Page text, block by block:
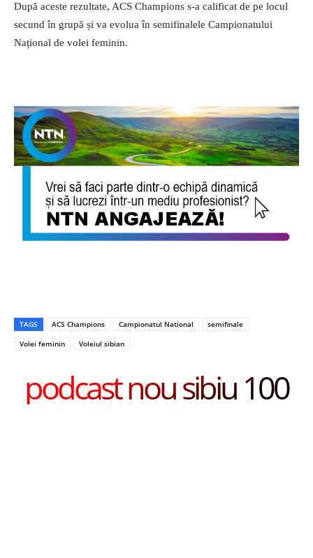
După aceste rezultate, ACS Champions s-a calificat de pe locul
secund în grupă și va evolua în semifinalele Campionatului
Național de volei feminin.
TAGS ACS Champions Campionatul National
semifinale
Volei feminin
Voleiul sibian
podcast nou sibiu 100